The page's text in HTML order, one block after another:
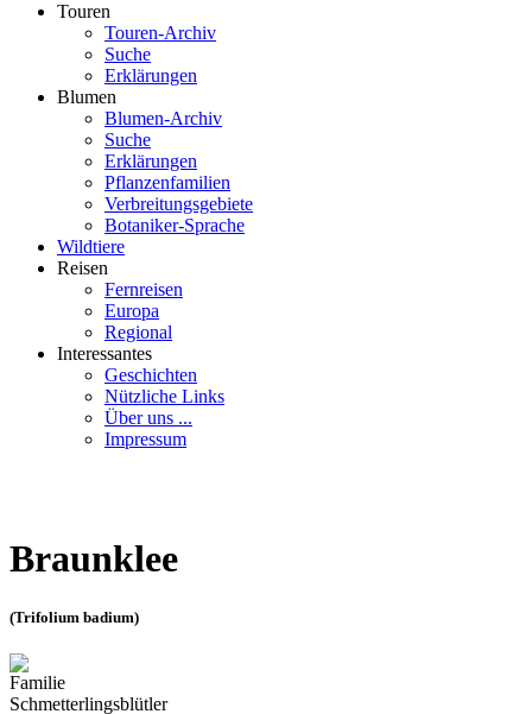
Touren
Touren-Archiv
Suche
Erklärungen
Blumen
Blumen-Archiv
Suche
Erklärungen
Pflanzenfamilien
Verbreitungsgebiete
Botaniker-Sprache
Wildtiere
Reisen
Fernreisen
Europa
Regional
Interessantes
Geschichten
Nützliche Links
Über uns ...
Impressum
Braunklee
(Trifolium badium)
Familie
Schmetterlingsblütler